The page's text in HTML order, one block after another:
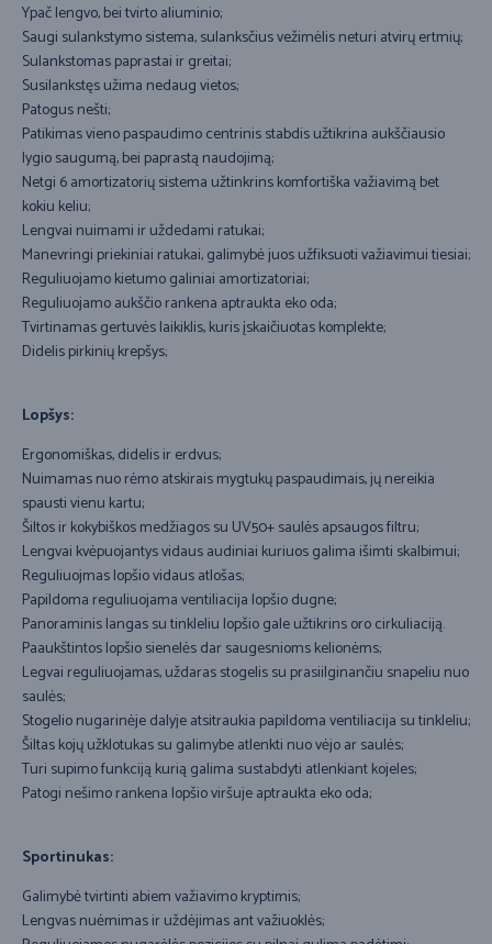
Ypač lengvo, bei tvirto aliuminio;
Saugi sulankstymo sistema, sulanksčius vežimėlis neturi atvirų ertmių;
Sulankstomas paprastai ir greitai;
Susilankstęs užima nedaug vietos;
Patogus nešti;
Patikimas vieno paspaudimo centrinis stabdis užtikrina aukščiausio
lygio saugumą, bei paprastą naudojimą;
Netgi 6 amortizatorių sistema užtinkrins komfortiška važiavimą bet
kokiu keliu;
Lengvai nuimami ir uždedami ratukai;
Manevringi priekiniai ratukai, galimybė juos užfiksuoti važiavimui tiesiai;
Reguliuojamo kietumo galiniai amortizatoriai;
Reguliuojamo aukščio rankena aptraukta eko oda;
Tvirtinamas gertuvės laikiklis, kuris įskaičiuotas komplekte;
Didelis pirkinių krepšys;
Lopšys:
Ergonomiškas, didelis ir erdvus;
Nuimamas nuo rėmo atskirais mygtukų paspaudimais, jų nereikia
spausti vienu kartu;
Šiltos ir kokybiškos medžiagos su UV50+ saulės apsaugos filtru;
Lengvai kvėpuojantys vidaus audiniai kuriuos galima išimti skalbimui;
Reguliuojmas lopšio vidaus atlošas;
Papildoma reguliuojama ventiliacija lopšio dugne;
Panoraminis langas su tinkleliu lopšio gale užtikrins oro cirkuliaciją.
Paaukštintos lopšio sienelės dar saugesnioms kelionėms;
Legvai reguliuojamas, uždaras stogelis su prasiilginančiu snapeliu nuo
saulės;
Stogelio nugarinėje dalyje atsitraukia papildoma ventiliacija su tinkleliu;
Šiltas kojų užklotukas su galimybe atlenkti nuo vėjo ar saulės;
Turi supimo funkciją kurią galima sustabdyti atlenkiant kojeles;
Patogi nešimo rankena lopšio viršuje aptraukta eko oda;
Sportinukas:
Galimybė tvirtinti abiem važiavimo kryptimis;
Lengvas nuėmimas ir uždėjimas ant važiuoklės;